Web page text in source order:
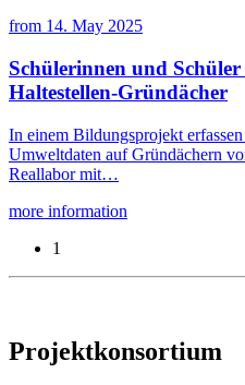
from 14. May 2025
Schülerinnen und
Haltestellen-Gründächer
In einem Bildungsprojekt
Umweltdaten auf Gründächern
Reallabor mit…
more information
1
Projektkonsortium